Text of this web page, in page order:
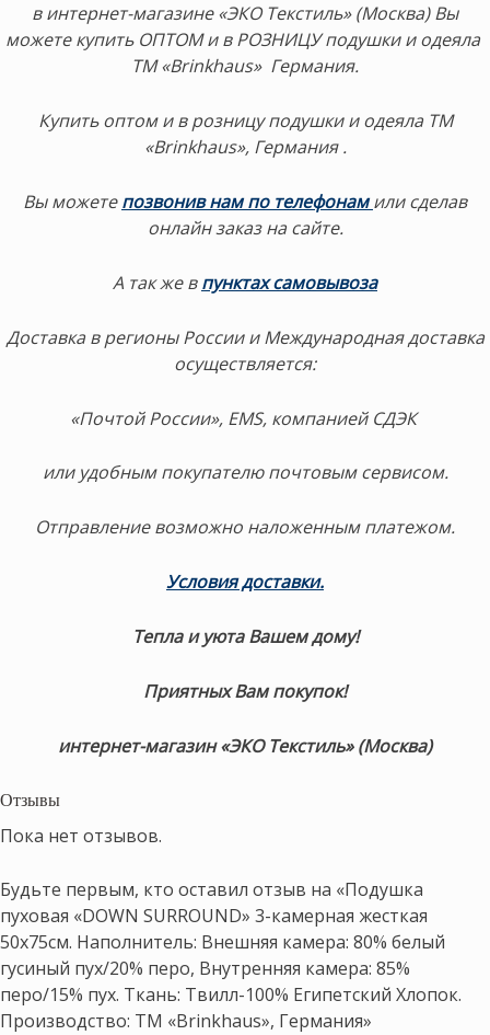
в интернет-магазине «ЭКО Текстиль» (Москва) Вы
можете купить ОПТОМ и в РОЗНИЦУ подушки и одеяла
ТМ «Brinkhaus» Германия.
Купить оптом и в розницу подушки и одеяла ТМ
«Brinkhaus», Германия .
Вы можетепозвонив нам по телефонам или сделав
онлайн заказ на сайте.
А так же в пунктах самовывоза
Доставка в регионы России и Международная доставка
осуществляется:
«Почтой России», EMS, компанией СДЭК
или удобным покупателю почтовым сервисом.
Отправление возможно наложенным платежом.
Условия доставки.
Тепла и уюта Вашем дому!
Приятных Вам покупок!
интернет-магазин «ЭКО Текстиль» (Москва)
Отзывы
Пока нет отзывов.
Будьте первым, кто оставил отзыв на «Подушка
пуховая «DOWN SURROUND» 3-камерная жесткая
50х75см. Наполнитель: Внешняя камера: 80% белый
гусиный пух/20% перо, Внутренняя камера: 85%
перо/15% пух. Ткань: Твилл-100% Египетский Хлопок.
Производство: ТМ «Brinkhaus», Германия»